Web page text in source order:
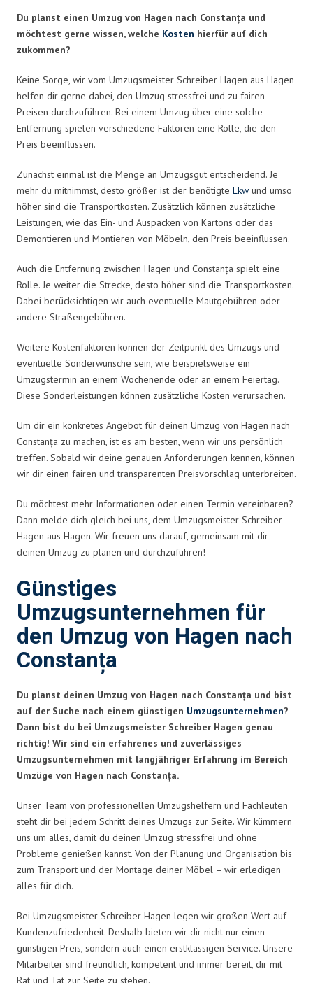
Du planst einen Umzug von Hagen nach Constanța und
möchtest gerne wissen, welche Kosten hierfür auf dich
zukommen?
Keine Sorge, wir vom Umzugsmeister Schreiber Hagen aus Hagen
helfen dir gerne dabei, den Umzug stressfrei und zu fairen
Preisen durchzuführen. Bei einem Umzug über eine solche
Entfernung spielen verschiedene Faktoren eine Rolle, die den
Preis beeinflussen.
Zunächst einmal ist die Menge an Umzugsgut entscheidend. Je
mehr du mitnimmst, desto größer ist der benötigte Lkw und umso
höher sind die Transportkosten. Zusätzlich können zusätzliche
Leistungen, wie das Ein- und Auspacken von Kartons oder das
Demontieren und Montieren von Möbeln, den Preis beeinflussen.
Auch die Entfernung zwischen Hagen und Constanța spielt eine
Rolle. Je weiter die Strecke, desto höher sind die Transportkosten.
Dabei berücksichtigen wir auch eventuelle Mautgebühren oder
andere Straßengebühren.
Weitere Kostenfaktoren können der Zeitpunkt des Umzugs und
eventuelle Sonderwünsche sein, wie beispielsweise ein
Umzugstermin an einem Wochenende oder an einem Feiertag.
Diese Sonderleistungen können zusätzliche Kosten verursachen.
Um dir ein konkretes Angebot für deinen Umzug von Hagen nach
Constanța zu machen, ist es am besten, wenn wir uns persönlich
treffen. Sobald wir deine genauen Anforderungen kennen, können
wir dir einen fairen und transparenten Preisvorschlag unterbreiten.
Du möchtest mehr Informationen oder einen Termin vereinbaren?
Dann melde dich gleich bei uns, dem Umzugsmeister Schreiber
Hagen aus Hagen. Wir freuen uns darauf, gemeinsam mit dir
deinen Umzug zu planen und durchzuführen!
Günstiges
Umzugsunternehmen für
den Umzug von Hagen nach
Constanța
Du planst deinen Umzug von Hagen nach Constanța und bist
auf der Suche nach einem günstigen Umzugsunternehmen?
Dann bist du bei Umzugsmeister Schreiber Hagen genau
richtig! Wir sind ein erfahrenes und zuverlässiges
Umzugsunternehmen mit langjähriger Erfahrung im Bereich
Umzüge von Hagen nach Constanța.
Unser Team von professionellen Umzugshelfern und Fachleuten
steht dir bei jedem Schritt deines Umzugs zur Seite. Wir kümmern
uns um alles, damit du deinen Umzug stressfrei und ohne
Probleme genießen kannst. Von der Planung und Organisation bis
zum Transport und der Montage deiner Möbel – wir erledigen
alles für dich.
Bei Umzugsmeister Schreiber Hagen legen wir großen Wert auf
Kundenzufriedenheit. Deshalb bieten wir dir nicht nur einen
günstigen Preis, sondern auch einen erstklassigen Service. Unsere
Mitarbeiter sind freundlich, kompetent und immer bereit, dir mit
Rat und Tat zur Seite zu stehen.